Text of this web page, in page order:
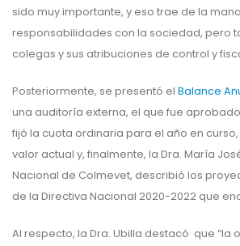
sido muy importante, y eso trae de la
responsabilidades con la sociedad, pero
colegas y sus atribuciones de control y
Posteriormente, se presentó el Balance
una auditoría externa, el que fue
fijó la cuota ordinaria para el año en
valor actual y, finalmente, la Dra. María
Nacional de Colmevet, describió los
de la Directiva Nacional 2020-2022 que
Al respecto, la Dra. Ubilla destacó que “la